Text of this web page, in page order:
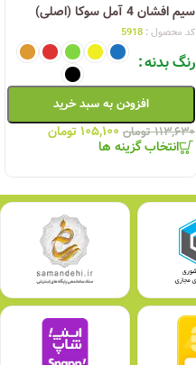
سیم افشان 4 آمل سوکا (اصلی)
کد محصول : 5918
رنگ بدنه
افزودن به سبد خرید
۱۱۳,۶۳۰ تومان ۱۰۵,۱۰۰ تومان
انتخاب گزینه ها